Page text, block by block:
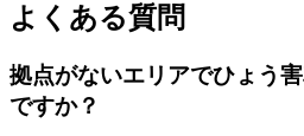
よくある質問
拠点がないエリアでひょう
ですか？